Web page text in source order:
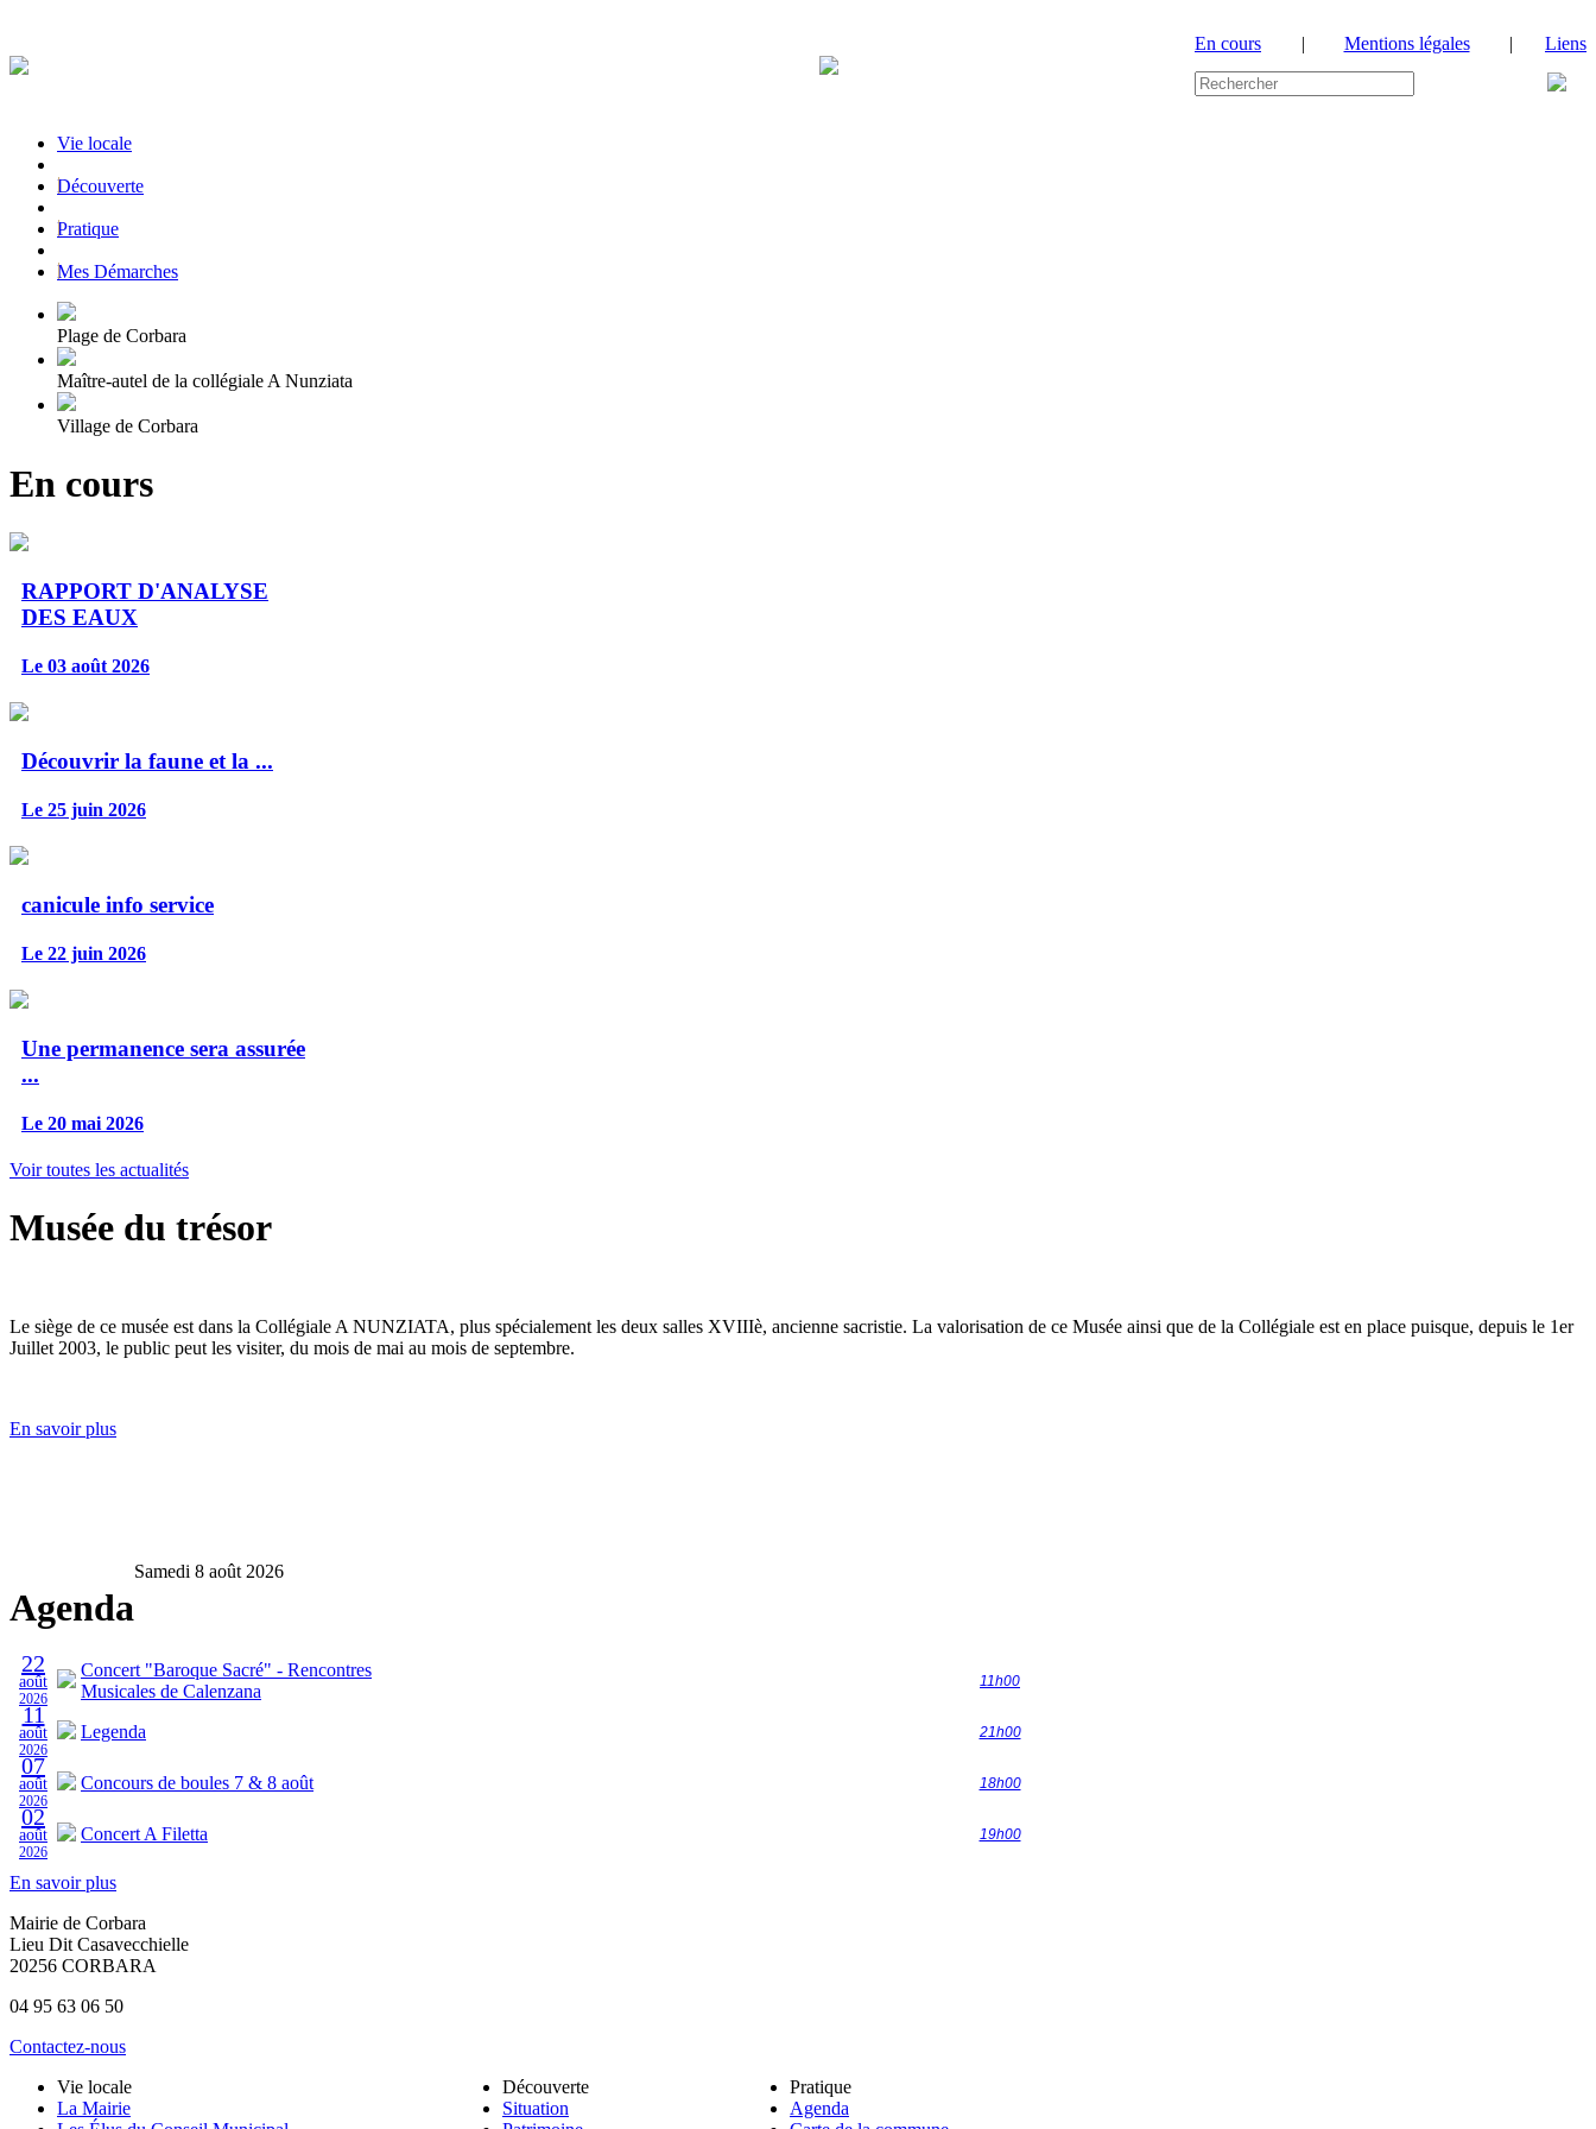
En cours | Mentions légales | Liens
Vie locale
|Découverte
|Pratique
|Mes Démarches
Plage de Corbara
Maître-autel de la collégiale A Nunziata
Village de Corbara
En cours
RAPPORT D'ANALYSE
DES EAUX
Le 03 août 2026
Découvrir la faune et la ...
Le 25 juin 2026
canicule info service
Le 22 juin 2026
Une permanence sera assurée
...
Le 20 mai 2026
Voir toutes les actualités
Musée du trésor
Le siège de ce musée est dans la Collégiale A NUNZIATA, plus spécialement les deux salles XVIIIè, ancienne sacristie. La valorisation de ce Musée ainsi que de la Collégiale est en place puisque, depuis le 1er
Juillet 2003, le public peut les visiter, du mois de mai au mois de septembre.
En savoir plus
Agenda
Samedi 8 août 2026
22
août
2026
Concert "Baroque Sacré" - Rencontres
Musicales de Calenzana
11h00
11
août
2026
Legenda 21h00
07
août
2026
Concours de boules 7 & 8 août 18h00
02
août
2026
Concert A Filetta 19h00
En savoir plus
Mairie de Corbara
Lieu Dit Casavecchielle
20256 CORBARA
04 95 63 06 50
Contactez-nous
Vie locale
La Mairie
Découverte
Situation
Pratique
Agenda